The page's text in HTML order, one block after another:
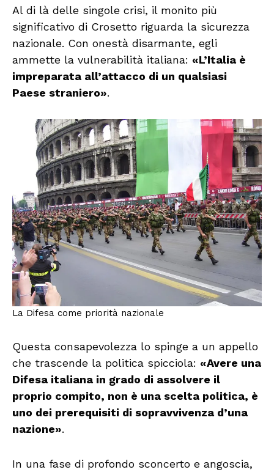
Al di là delle singole crisi, il monito più
significativo di Crosetto riguarda la sicurezza
nazionale. Con onestà disarmante, egli
ammette la vulnerabilità italiana: «L’Italia è
impreparata all’attacco di un qualsiasi
Paese straniero».
La Difesa come priorità nazionale
Questa consapevolezza lo spinge a un appello
che trascende la politica spicciola: «Avere una
Difesa italiana in grado di assolvere il
proprio compito, non è una scelta politica, è
uno dei prerequisiti di sopravvivenza d’una
nazione».
In una fase di profondo sconcerto e angoscia,